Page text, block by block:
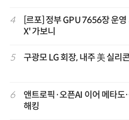
4
[르포] 정부 GPU 7656장 운
X' 가보니
5 구광모 LG 회장, 내주 美 실리
6
앤트로픽·오픈AI 이어 메타
해킹